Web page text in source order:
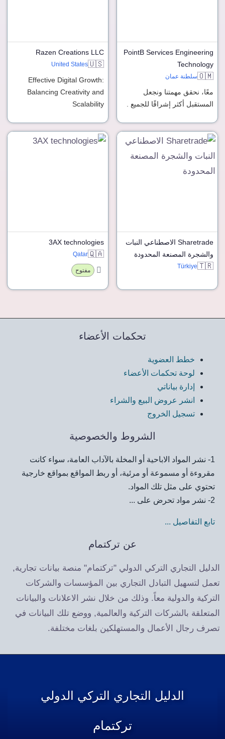
PointB Services Engineering
Technology
🇴🇲سلطنة عمان
معًا، نحقق مهمتنا ونجعل
المستقبل أكثر إشراقًا للجميع .
Razen Creations LLC
🇺🇸
United States
Effective Digital Growth:
Balancing Creativity and
Scalability
Sharetrade الاصطناعي النبات
والشجرة المصنعة المحدودة
🇹🇷
Türkiye
3AX technologies
🇶🇦
Qatar
مفتوح
تحكمات الأعضاء
خطط العضوية
لوحة تحكمات الأعضاء
إدارة بياناتي
انشر عروض البيع والشراء
تسجيل الخروج
الشروط والخصوصية
1- نشر المواد الاباحية أو المخلة بالآداب العامة، سواء كانت
مقروءة أو مسموعة أو مرئية، أو ربط المواقع بمواقع خارجية
تحتوي على مثل تلك المواد.
2- نشر مواد تحرض على ...
تابع التفاصيل ...
عن تركتمام
الدليل التجاري التركي الدولي "تركتمام" منصة بيانات تجارية,
تعمل لتسهيل التبادل التجاري بين المؤسسات والشركات
التركية والدولية معاً. وذلك من خلال نشر الاعلانات والبيانات
المتعلقة بالشركات التركية والعالمية, ووضع تلك البيانات في
تصرف رجال الأعمال والمستهلكين بلغات مختلفة.
الدليل التجاري التركي الدولي
تركتمام